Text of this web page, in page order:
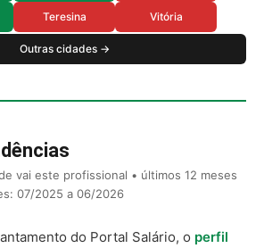
Teresina Vitória
Outras cidades →
vai este profissional • últimos 12 meses
07/2025 a 06/2026
do Portal Salário, o perfil